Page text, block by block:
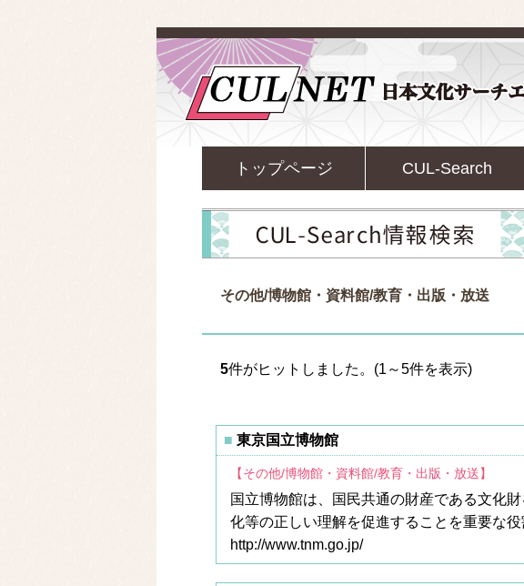
トップページ CUL-Search
その他/博物館・資料館/教育・出版・放送
5件がヒットしました。(1～5件を表示)
東京国立博物館
【その他/博物館・資料館/教育・出版・放送】
国立博物館は、国民共通の財産である文化
化等の正しい理解を促進することを重要な
http://www.tnm.go.jp/